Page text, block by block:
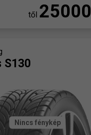
től 25000
S130
Nincs fénykép